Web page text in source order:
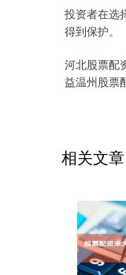
投资者在选
得到保护。
河北股票配
益温州股票
相关文章